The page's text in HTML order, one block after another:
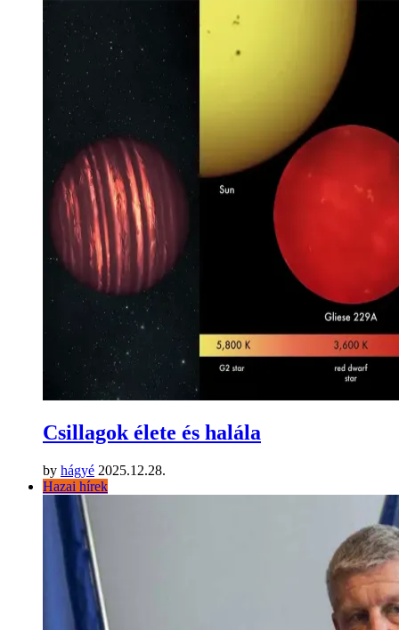
Csillagok élete és halála
by hágyé 2025.12.28.
Hazai hírek